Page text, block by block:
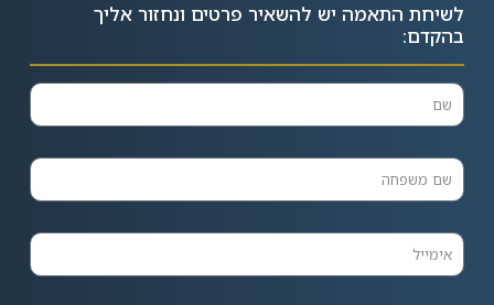
לשיחת התאמה יש להשאיר פרטים ונחזור אליך
בהקדם: